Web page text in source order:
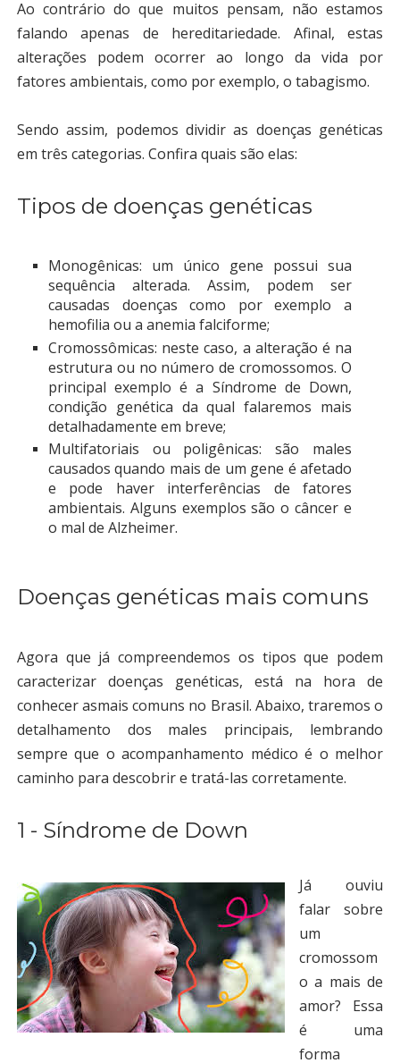
Ao contrário do que muitos pensam, não estamos
falando apenas de hereditariedade. Afinal,estas
alterações podem ocorrer ao longo da vida por
fatores ambientais, como por exemplo, o tabagismo.
Sendo assim, podemos dividir as doenças genéticas
em três categorias. Confira quais são elas:
Tipos de doenças genéticas
Monogênicas: um único gene possui sua
sequência alterada. Assim, podem ser
causadas doenças como por exemplo a
hemofilia ou a anemia falciforme;
Cromossômicas: neste caso, a alteração é na
estrutura ou no número de cromossomos. O
principal exemplo é a Síndrome de Down,
condição genética da qual falaremos mais
detalhadamente em breve;
Multifatoriais ou poligênicas:
são males
causados quando mais de um gene é afetado
e pode haver interferências de fatores
ambientais. Alguns exemplos são o câncer e
o mal de Alzheimer.
Doenças genéticas mais comuns
Agora que já compreendemos os tipos que podem
caracterizar doenças genéticas, está na hora de
conhecer asmais comuns no Brasil. Abaixo, traremos o
detalhamento dos males principais, lembrando
sempre que o acompanhamento médico é o melhor
caminho para descobrir e tratá-las corretamente.
1 - Síndrome de Down
Já ouviu
falar sobre
um
cromossom
o a mais de
amor? Essa
é uma
forma